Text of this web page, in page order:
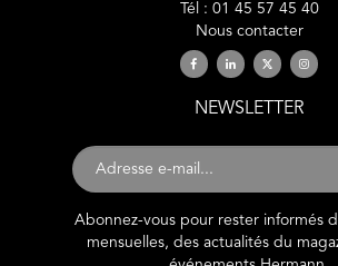
Tél : 01 45 57 45 40
Nous contacter
NEWSLETTER
Abonnez-vous pour rester informés
mensuelles, des actualités du